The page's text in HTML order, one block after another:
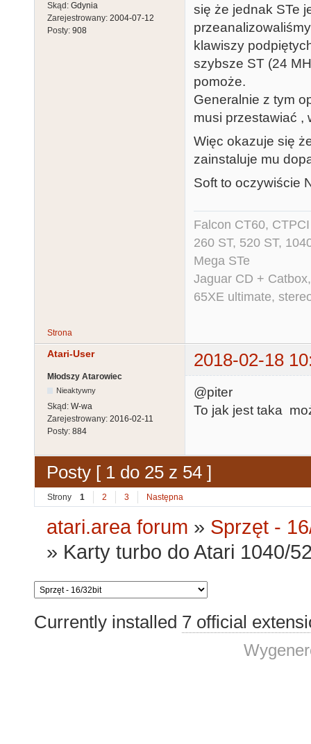
Skąd: Gdynia
Zarejestrowany: 2004-07-12
Posty: 908
się że jednak STe
klawiszy
szybsze ST (24
pomoże.
Generalnie z tym
musi przestawiać ,
Więc okazuje się
zainstaluje mu
Soft to oczywiście
Falcon CT60,
260 ST, 520 ST,
Mega STe
Jaguar CD +
65XE ultimate,
Strona
Atari-User 2018-02-18
Młodszy Atarowiec
Nieaktywny
Skąd: W-wa
Zarejestrowany: 2016-02-11
Posty: 884
@piter
To jak jest taka
Posty [ 1 do 25 z 54 ]
Strony 1 2 3 Następna
atari.area forum » Sprzęt -
» Karty turbo do Atari 1040/
Currently installed 7 official